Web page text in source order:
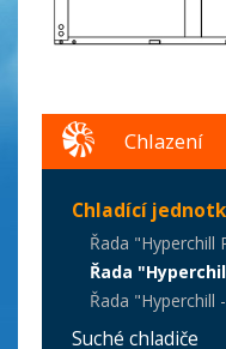
Chlazení
Chladící
Řada "Hyperchill
Řada
Řada "Hyperchill
Suché chladiče